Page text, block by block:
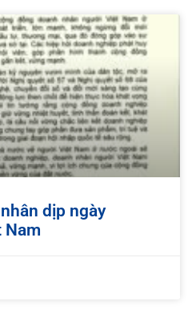
dịp ngày
Nam